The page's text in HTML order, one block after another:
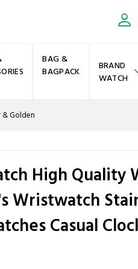
BAG &
BAGPACK
BRAND
WATCH
& Golden
High Quality
Wristwatch
Casual